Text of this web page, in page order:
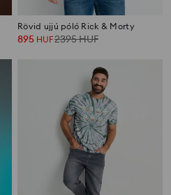
Rövid ujjú póló Rick & Morty
895 HUF2395HUF